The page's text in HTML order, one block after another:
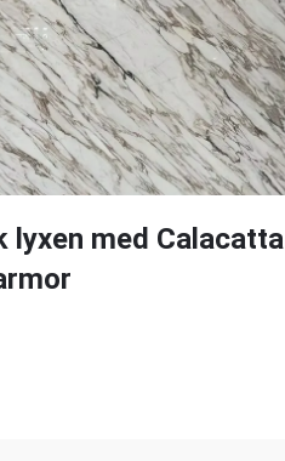
lyxen med Calacatta